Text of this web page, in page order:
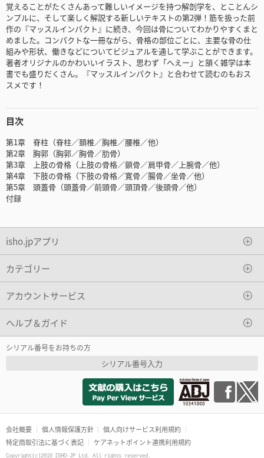
覚えることがたくさんあって難しいイメージを持つ解剖学を、とことんシ
ンプルに、そして楽しく解説する新しいテキストの第2弾！筋を扱った前
作の『マッスルインパクト』に続き、今回は骨についてわかりやすくまと
めました。コンパクトな一冊ながら、骨格の部位ごとに、主要な骨の仕
組みや形状、働きなどについてビジュアルを通して学ぶことができます。
著者オリジナルのかわいいイラスト、思わず「へえー」と頷く雑学は本
書でも盛りだくさん。『マッスルインパクト』と合わせて読むのもおス
スメです！
目次
第1章 脊柱（脊柱／頚椎／胸椎／腰椎／他）
第2章 胸郭（胸郭／胸骨／肋骨）
第3章 上肢の骨格（上肢の骨格／鎖骨／肩甲骨／上腕骨／他）
第4章 下肢の骨格（下肢の骨格／寛骨／腸骨／坐骨／他）
第5章 頭蓋骨（頭蓋骨／前頭骨／頭頂骨／後頭骨／他）
付録
isho.jpアプリ
カテゴリー
アカウントサービス
ヘルプ＆ガイド
シリアル番号をお持ちの方
シリアル番号入力
会社概要 個人情報保護方針
個人向けサービス利用規約
特定商取引法に基づく表記
ケアネットポイント連携利用規約
Copyright(c)2016 ISHO-JP Ltd. All rights reserved.